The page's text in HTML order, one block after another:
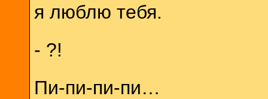
я люблю тебя.
- ?!
Пи-пи-пи-пи…